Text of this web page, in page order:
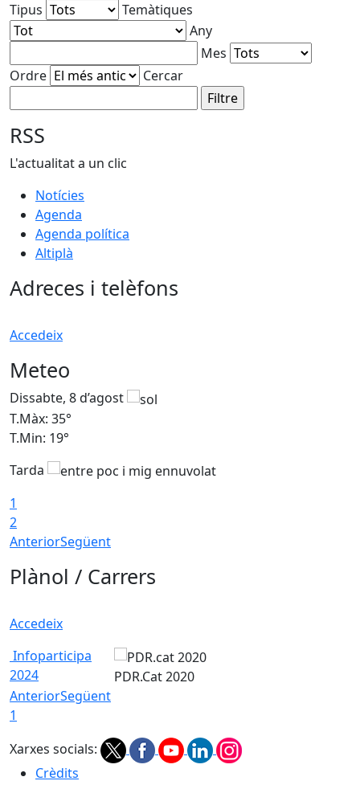
Tipus
Temàtiques
Any
Mes
Ordre
Cercar
RSS
L'actualitat a un clic
Notícies
Agenda
Agenda política
Altiplà
Adreces i telèfons
Accedeix
Meteo
Dissabte, 8 d’agost
T.Màx: 35°
T.Min: 19°
Tarda
1
2
AnteriorSegüent
Plànol / Carrers
Accedeix
Infoparticipa
2024
PDR.Cat 2020
AnteriorSegüent
1
Xarxes socials:
Crèdits